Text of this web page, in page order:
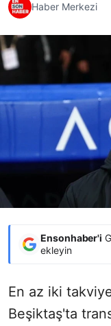
Haber Merkezi
Ensonhaber'i
ekleyin
En az iki
Beşiktaş'ta